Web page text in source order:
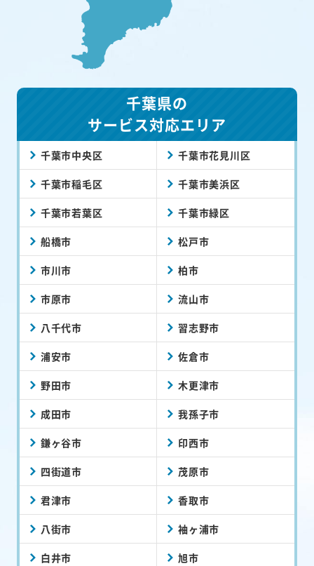
千葉県の
サービス対応エリア
千葉市中央区 千葉市花見川区
千葉市稲毛区 千葉市美浜区
千葉市若葉区 千葉市緑区
船橋市 松戸市
市川市 柏市
市原市 流山市
八千代市 習志野市
浦安市 佐倉市
野田市 木更津市
成田市 我孫子市
鎌ヶ谷市 印西市
四街道市 茂原市
君津市 香取市
八街市 袖ヶ浦市
白井市 旭市